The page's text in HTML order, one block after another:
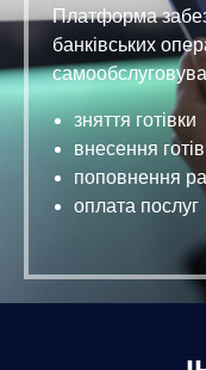
Платформа
банківських
зняття готівки
внесення
поповнення
оплата послуг